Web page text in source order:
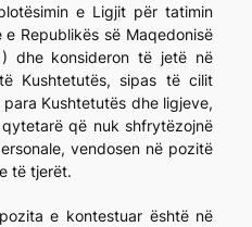
e Ligjit për tatimin
Republikës së Maqedonisë
dhe konsideron të jetë në
Kushtetutës, sipas të cilit
Kushtetutës dhe ligjeve,
që nuk shfrytëzojnë
vendosen në pozitë
të tjerët.
e kontestuar është në